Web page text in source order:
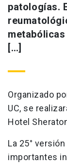
patologías.
[…]
Organizado
UC, se
Hotel
La 25°
importantes